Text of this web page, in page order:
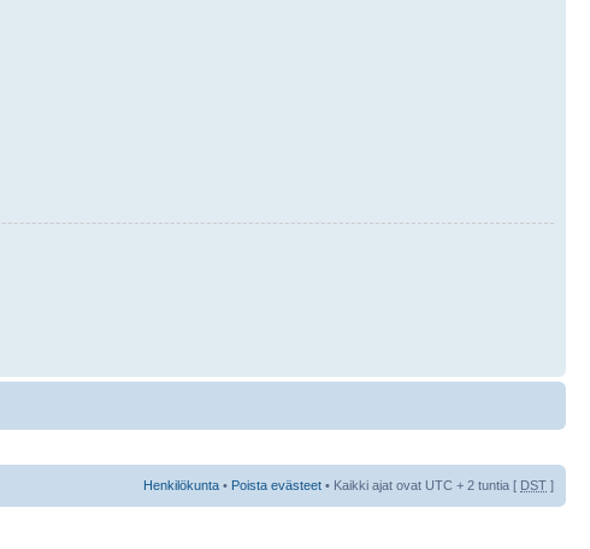
Henkilökunta • Poista evästeet • Kaikki ajat ovat UTC + 2 tuntia [ DST ]